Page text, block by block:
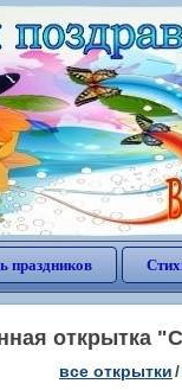
праздников
открытка
все открытки/